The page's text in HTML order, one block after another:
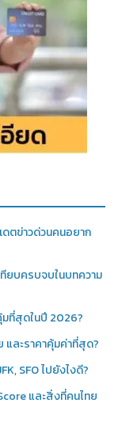
ตข่าวด่วนคนอยาก
ยบครบจบในบทความ
มที่สุดในปี 2026?
และราคาคุ้มค่าที่สุด?
SFO ไปยังไงดี?
และสิ่งที่คนไทย